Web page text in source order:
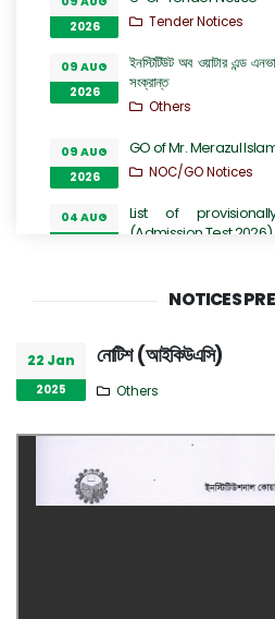
2026
Tender Notices
09 AUG
2026
ইনস্টিটিউট অব ওয়াটার এন্ড
সংক্রান্ত
Others
09 AUG
2026
GO of Mr. Merazul
NOC/GO Notices
04 AUG
List of
(Admission Test 2026)
DUET Guard Duty
02 AUG
2026
e-GP Tender Notice
Tender Notices
02 AUG
“জুলাই গণঅভ্যুত্থান” এর ২য়
খ্রি. তারিখ বুধবার সকাল ১০:০০
NOTICES
22 Jan
2025
নোটিশ (আইকিউএসি)
Others